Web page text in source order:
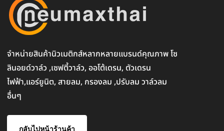
จำหน่ายสินค้านิวเมติกส์หลากหลายแบรนด์คุณภาพ โซ
ลินอยด์วาล์ว ,เซฟตี้วาล์ว, ออโต้เดรน, ตัวเดรน
ไฟฟ้า,แอร์ยูนิต, สายลม, กรองลม ,ปรับลม วาล์วลม
อื่นๆ
กลับไปหน้าร้านค้า